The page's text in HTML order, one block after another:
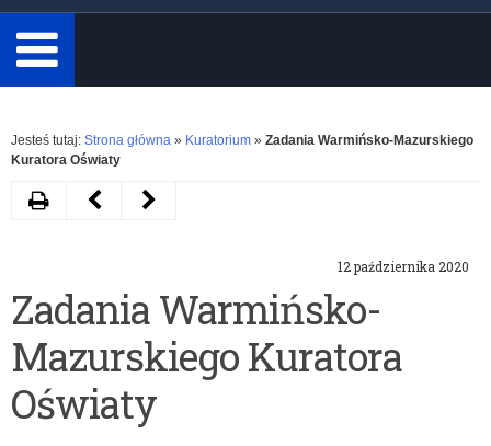
minimum
3
znaki.
Rozwiń
Jesteś tutaj: Strona główna » Kuratorium » Zadania Warmińsko-Mazurskiego
Kuratora Oświaty
12 października 2020
Zadania Warmińsko-
Mazurskiego Kuratora
Oświaty
DrukujNastępny
w
sprawie
Dnia
Edukacji
Poprzedni
2020/2021